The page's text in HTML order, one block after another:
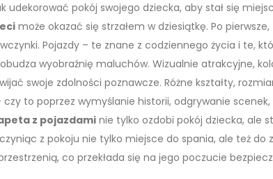
udekorować pokój swojego dziecka, aby stał się
może okazać się strzałem w dziesiątkę. Po
Pojazdy – te znane z codziennego życia i te,
wyobraźnię maluchów. Wizualnie atrakcyjne,
swoje zdolności poznawcze. Różne kształty,
czy to poprzez wymyślanie historii, odgrywanie
z pojazdaminie tylko ozdobi pokój dziecka, ale
z pokoju nie tylko miejsce do spania, ale też do
co przekłada się na jego poczucie